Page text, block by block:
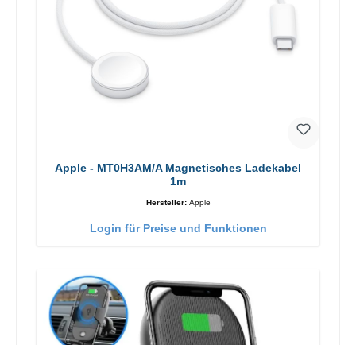
Apple - MT0H3AM/A Magnetisches Ladekabel
1m
Hersteller: Apple
Login für Preise und Funktionen